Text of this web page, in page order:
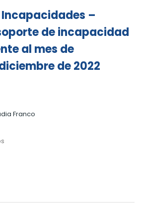
–
de incapacidad
al mes de
de 2022
Franco